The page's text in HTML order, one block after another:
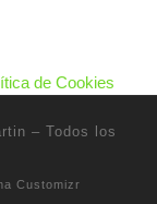
de Cookies
– Todos los
Customizr